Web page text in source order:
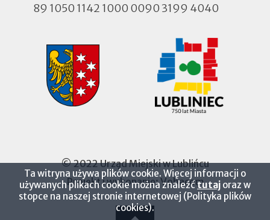
89 1050 1142 1000 0090 3199 4040
© 2022 Urząd Miejski w Lublińcu
Projekt i wykonanie:VobacomOtworzy
się
w
Ta witryna używa plików cookie. Więcej informacji o
używanych plikach cookie można znaleźćtutaj oraz w
stopce na naszej stronie internetowej (Polityka plików
cookies).